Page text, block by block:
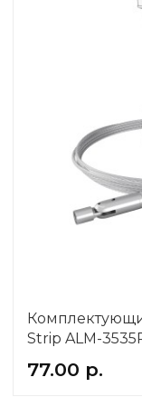
Strip ALM-
77.00 р.